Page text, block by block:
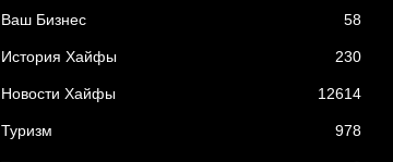
Ваш Бизнес 58
История Хайфы 230
Новости Хайфы 12614
Туризм 978